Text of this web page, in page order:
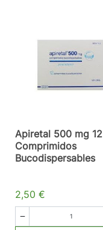
Apiretal 500 mg 12
Comprimidos
Bucodispersables
2,50 €
